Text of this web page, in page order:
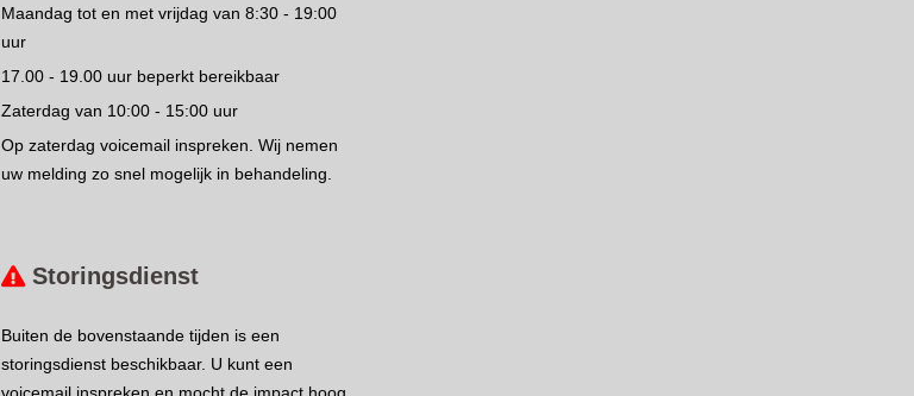
Maandag tot en met vrijdag van 8:30 - 19:00
uur
17.00 - 19.00 uur beperkt bereikbaar
Zaterdag van 10:00 - 15:00 uur
Op zaterdag voicemail inspreken. Wij nemen
uw melding zo snel mogelijk in behandeling.
Storingsdienst
Buiten de bovenstaande tijden is een
storingsdienst beschikbaar. U kunt een